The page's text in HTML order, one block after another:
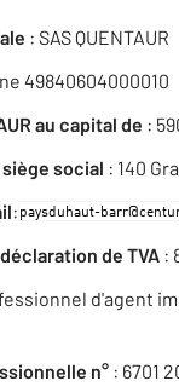
: SAS QUENTAUR
49840604000010
au capital de :
social : 140
:
de TVA :
d'agent
n° : 6701